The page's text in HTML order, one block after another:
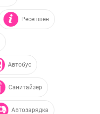
Ресепшен
Автобус
Санитайзер
Автозарядка